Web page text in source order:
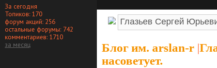
За сегодня
Топиков: 170
форум акций: 256
остальные форумы: 742
комментариев: 1710
за месяц
Блог им. arslan-r |
насоветует.